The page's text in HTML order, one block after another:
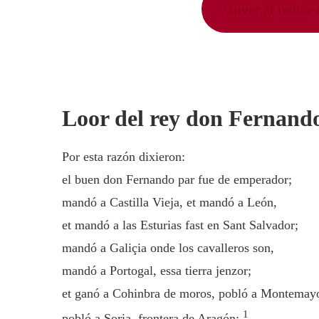
Loor del rey don
Por esta razón dixieron:
el buen don Fernando par fue de emperador;
mandó a Castilla Vieja, et mandó a León,
et mandó a las Esturias fast en Sant Salvador;
mandó a Galiçia onde los cavalleros son,
mandó a Portogal, essa tierra jenzor;
et ganó a Cohinbra de moros, pobló a
1